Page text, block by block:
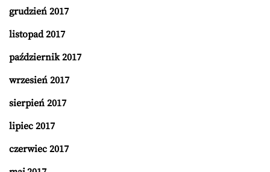
grudzień 2017
listopad 2017
październik 2017
wrzesień 2017
sierpień 2017
lipiec 2017
czerwiec 2017